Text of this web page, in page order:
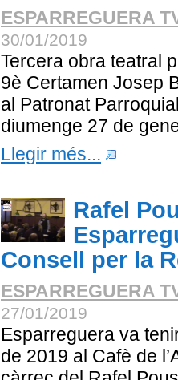
ESPARREGUERA
30/01/2019
Tercera obra teatral
9è Certamen Josep
al Patronat
diumenge 27 de
Llegir més...
Rafel
Consell per la
ESPARREGUERA
27/01/2019
Esparreguera va
de 2019 al Cafè de